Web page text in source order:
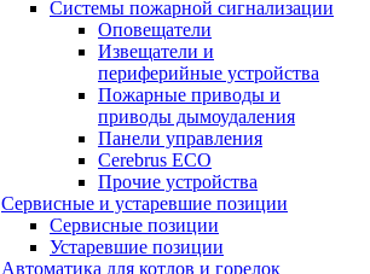
Системы пожарной сигнализации
Оповещатели
Извещатели и
периферийные устройства
Пожарные приводы и
приводы дымоудаления
Панели управления
Cerebrus ECO
Прочие устройства
Сервисные и устаревшие позиции
Сервисные позиции
Устаревшие позиции
Автоматика для котлов и горелок